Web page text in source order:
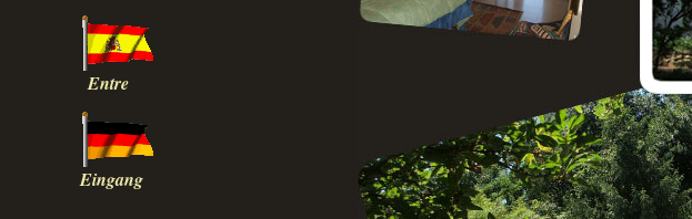
Entre
Eingang